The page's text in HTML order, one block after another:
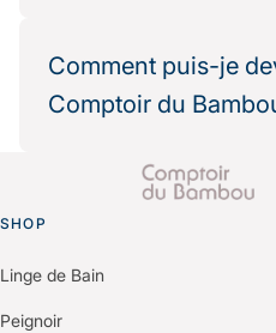
impact environnemental.
choisissent Comptoir du
de leur politique RSE.
Nous fournissons les
pour vos démarches de
Comment puis-je
Comptoir du
Il vous suffit de nous
“Espace Professionnels”
Un membre de notre
pour comprendre vos
offre personnalisée
SHOP
Linge de Bain
Peignoir